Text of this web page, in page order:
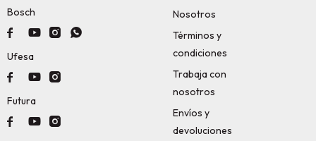
Nosotros
Términos y
condiciones
Trabaja con
nosotros
Envíos y
devoluciones
Bosch
   
Ufesa
  
Futura
  